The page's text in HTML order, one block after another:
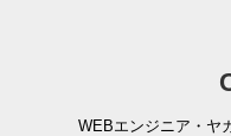
WEBエンジニア・ヤ